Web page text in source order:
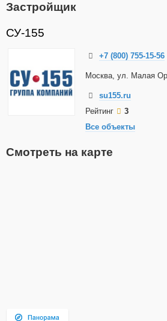
Застройщик
СУ-155
+7 (800) 755-15-56
Москва, ул. Малая
su155.ru
Рейтинг
3
Все объекты
Смотреть на карте